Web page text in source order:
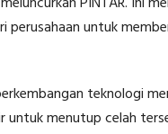
untuk
teknologi
untuk menutup celah